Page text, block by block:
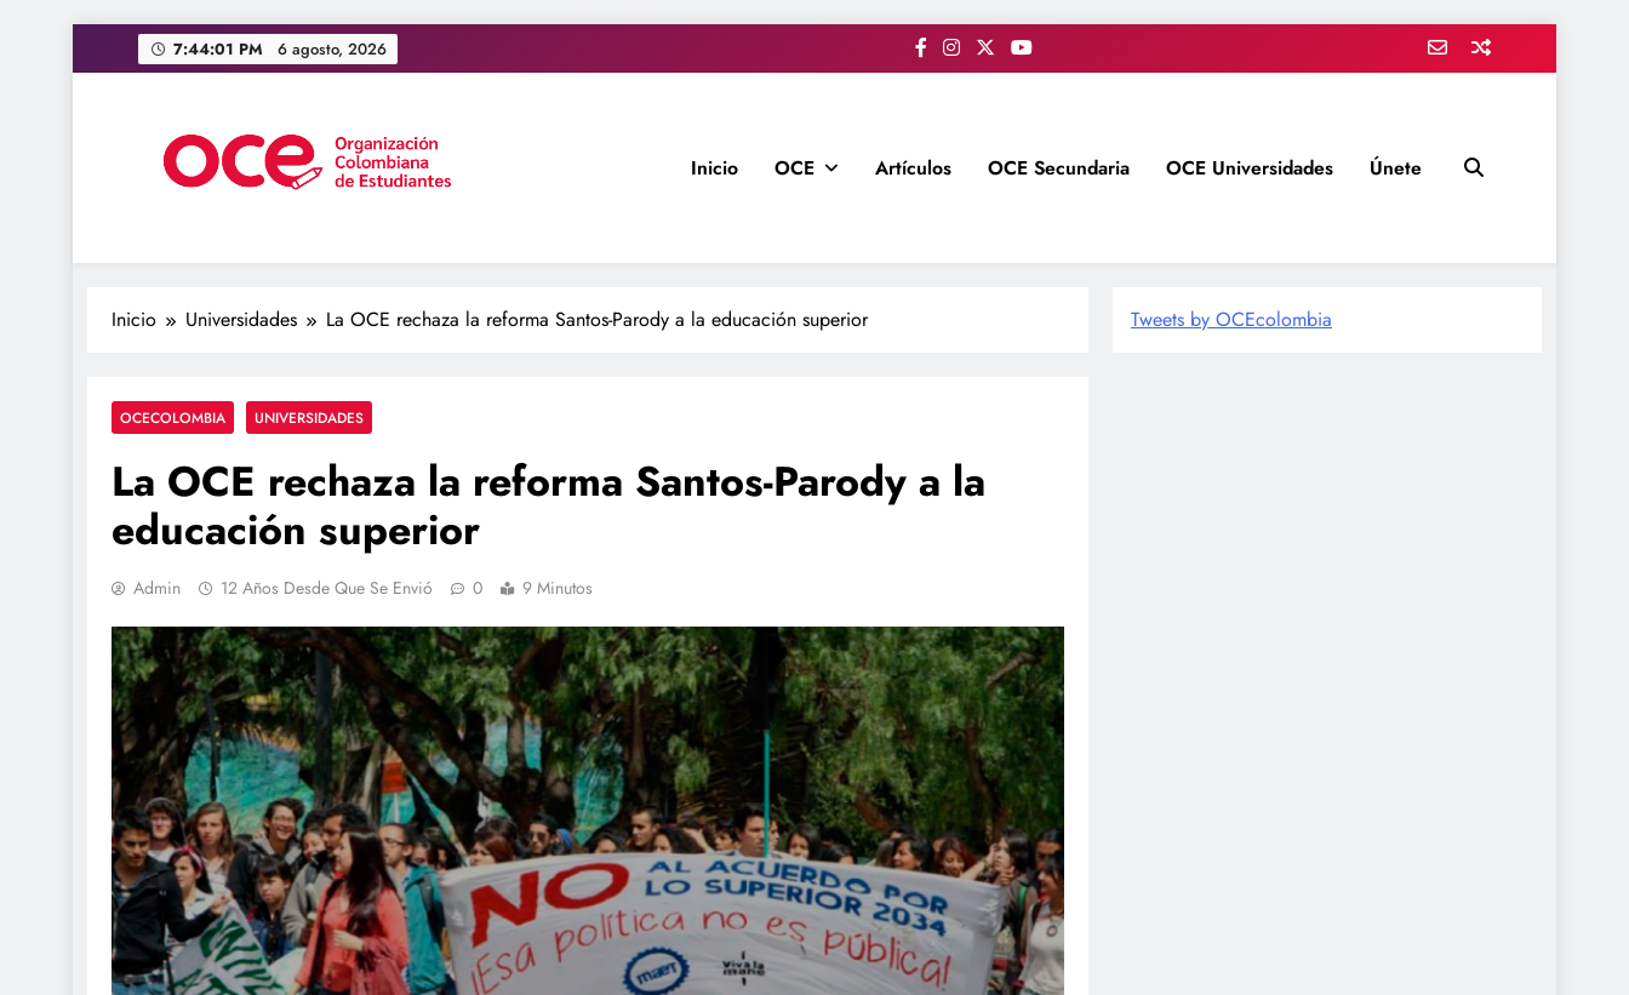
al
7:44:03 PM 6 agosto, 2026
OCE Colombia
Inicio OCE Artículos OCE Secundaria OCE Universidades Únete
Inicio Universidades La OCE rechaza la reforma Santos-Parody a la educación superior
OCECOLOMBIA UNIVERSIDADES
La OCE rechaza la reforma Santos-Parody a la
educación superior
Admin 12 Años Desde Que Se Envió 0 9 Minutos
Tweets by OCEcolombia